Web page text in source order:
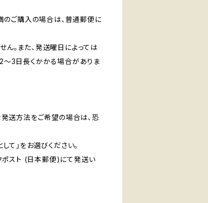
のご購入の場合は、普通郵便に
。また、発送曜日によっては
3日長くかかる場合がありま
送方法をご希望の場合は、恐
て」をお選びください。
ポスト (日本郵便)にて発送い